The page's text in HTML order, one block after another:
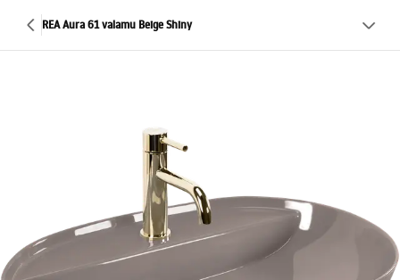
REA Aura 61 valamu Beige Shiny